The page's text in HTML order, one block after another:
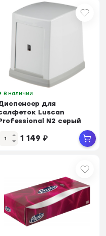
В наличии
для
Luscan
N2 серый
1 149 ₽